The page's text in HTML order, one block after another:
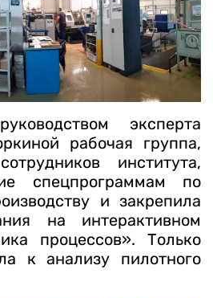
эксперта
рабочая группа,
института,
спецпрограммам по
и закрепила
на интерактивном
процессов». Только
к анализу пилотного